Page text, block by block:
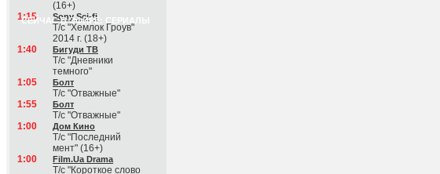
(16+)
СЕЙЧАС В ЭФИРЕ: СЕРИАЛЫ
1:15 Sony Sci-fi
Т/с "Хемлок Гроув"
2014 г. (18+)
1:40
Бигуди ТВ
Т/с "Дневники
темного"
1:05
Болт
Т/с "Отважные"
1:55
Болт
Т/с "Отважные"
1:00
Дом Кино
Т/с "Последний
мент" (16+)
1:00
Film.Ua Drama
Т/с "Короткое слово